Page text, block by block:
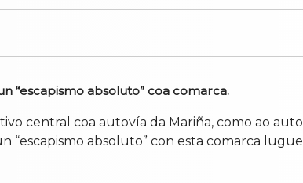
“escapismo absoluto” coa comarca.
central coa autovía da Mariña, como ao
“escapismo absoluto” con esta comarca